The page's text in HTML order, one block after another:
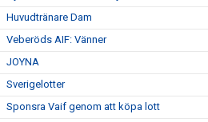
Huvudtränare Dam
Veberöds AIF: Vänner
JOYNA
Sverigelotter
Sponsra Vaif genom att köpa lott